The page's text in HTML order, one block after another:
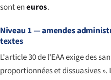
sont eneuros.
Niveau 1 — amendes
textes
L'article 30 de l'EAA exige des
proportionnées et dissuasives